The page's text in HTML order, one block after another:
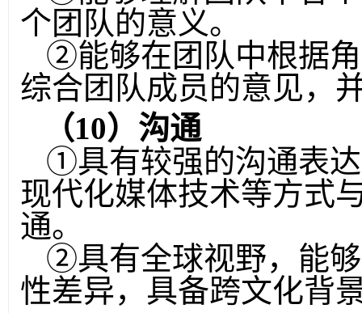
个团队的意义。
②能够在团队中根据
综合团队成员的意见，
（10）沟通
①具有较强的沟通表
现代化媒体技术等方式
通。
②具有全球视野，能
性差异，具备跨文化背